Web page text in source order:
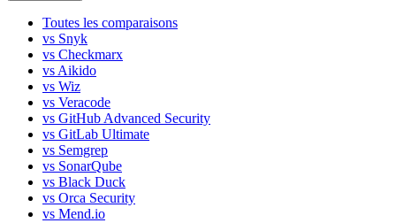
Toutes les comparaisons
vs Snyk
vs Checkmarx
vs Aikido
vs Wiz
vs Veracode
vs GitHub Advanced Security
vs GitLab Ultimate
vs Semgrep
vs SonarQube
vs Black Duck
vs Orca Security
vs Mend.io